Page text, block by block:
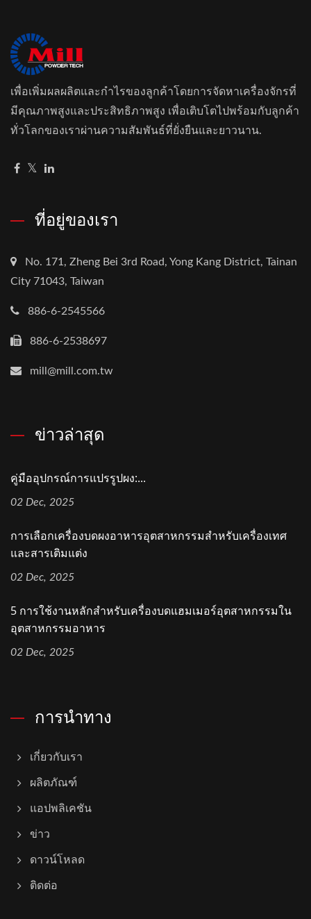
เพื่อเพิ่มผลผลิตและกำไรของลูกค้าโดยการจัดหาเครื่องจักรที่
มีคุณภาพสูงและประสิทธิภาพสูง เพื่อเติบโตไปพร้อมกับลูกค้า
ทั่วโลกของเราผ่านความสัมพันธ์ที่ยั่งยืนและยาวนาน.
ที่อยู่ของเรา
No. 171, Zheng Bei 3rd Road, Yong Kang District, Tainan
City 71043, Taiwan
886-6-2545566
886-6-2538697
mill@mill.com.tw
ข่าวล่าสุด
คู่มืออุปกรณ์การแปรรูปผง:...
02 Dec, 2025
การเลือกเครื่องบดผงอาหารอุตสาหกรรมสำหรับเครื่องเทศ
และสารเติมแต่ง
02 Dec, 2025
5 การใช้งานหลักสำหรับเครื่องบดแฮมเมอร์อุตสาหกรรมใน
อุตสาหกรรมอาหาร
02 Dec, 2025
การนำทาง
เกี่ยวกับเรา
ผลิตภัณฑ์
แอปพลิเคชัน
ข่าว
ดาวน์โหลด
ติดต่อ